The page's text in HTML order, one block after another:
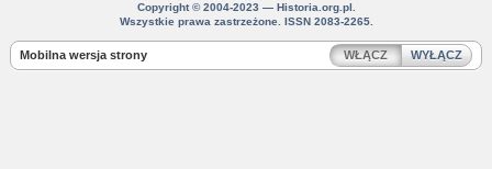
Copyright © 2004-2023 — Historia.org.pl.
Wszystkie prawa zastrzeżone. ISSN 2083-2265.
Mobilna wersja strony WŁĄCZ WYŁĄCZ